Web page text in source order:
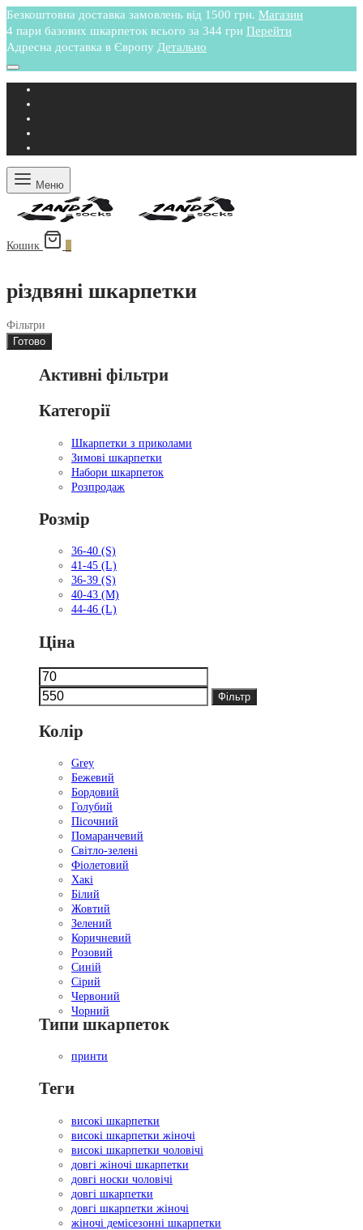
Безкоштовна доставка замовлень від 1500 грн. Магазин
4 пари базових шкарпеток всього за 344 грн Перейти
Адресна доставка в Європу Детально
Меню
Кошик
різдвяні шкарпетки
Фільтри
Готово
Активні фільтри
Категорії
Шкарпетки з приколами
Зимові шкарпетки
Набори шкарпеток
Розпродаж
Розмір
36-40 (S)
41-45 (L)
36-39 (S)
40-43 (M)
44-46 (L)
Ціна
Мінімальна
ціна
ціна
Фільтр
Колір
Grey
Бежевий
Бордовий
Голубий
Пісочний
Помаранчевий
Світло-зелені
Фіолетовий
Хакі
Білий
Жовтий
Зелений
Коричневий
Розовий
Синій
Сірий
Червоний
Чорний
Типи шкарпеток
принти
Теги
високі шкарпетки
високі шкарпетки жіночі
високі шкарпетки чоловічі
довгі жіночі шкарпетки
довгі носки чоловічі
довгі шкарпетки
довгі шкарпетки жіночі
жіночі демісезонні шкарпетки